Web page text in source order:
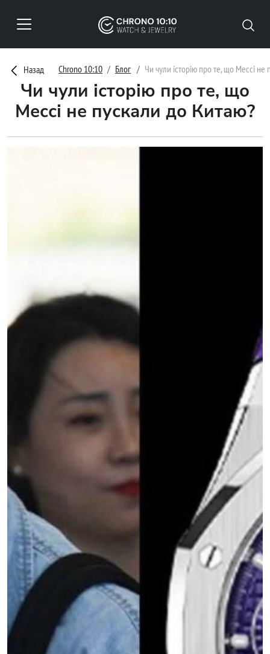
Назад Chrono 10:10 Блог Чи чули історію про те, що Мессі не
Чи чули історію про те, що
Мессі не пускали до Китаю?